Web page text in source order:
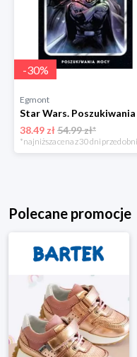
-30%
Egmont
38.49 zł54.99 zł*
Polecane promocje